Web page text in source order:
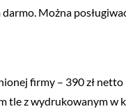
Można
firmy – 390 zł netto
tle z wydrukowanym